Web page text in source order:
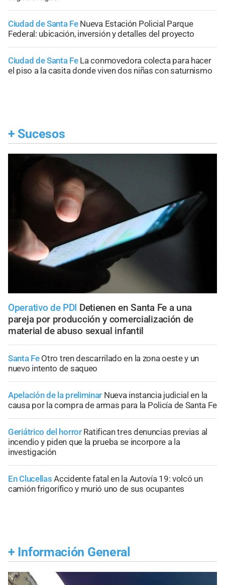
Ciudad de Santa Fe Nueva Estación Policial Parque
Federal: ubicación, inversión y detalles del proyecto
Ciudad de Santa Fe La conmovedora colecta para hacer
el piso a la casita donde viven dos niñas con saturnismo
+ Sucesos
Operativo de PDI Detienen en Santa Fe a una
pareja por producción y comercialización de
material de abuso sexual infantil
Santa Fe Otro tren descarrilado en la zona oeste y un
nuevo intento de saqueo
Apelación de la preliminar Nueva instancia judicial en la
causa por la compra de armas para la Policía de Santa Fe
Geriátrico del horror Ratifican tres denuncias previas al
incendio y piden que la prueba se incorpore a la
investigación
En Clucellas Accidente fatal en la Autovía 19: volcó un
camión frigorífico y murió uno de sus ocupantes
+ Información General